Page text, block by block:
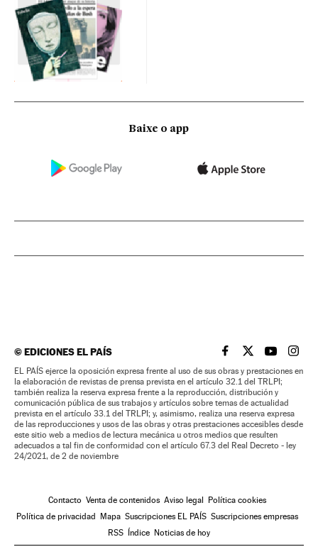
Baixe o app
©EDICIONES EL PAÍS EL PAÍS BRASIL EN
EL PAÍSEL PAÍS
EL
EL PAÍS ejerce la oposición expresa frente al uso de sus obras y prestaciones en
la elaboración de revistas de prensa prevista en el artículo 32.1 del TRLPI;
también realiza la reserva expresa frente a la reproducción, distribución y
comunicación pública de sus trabajos y artículos sobre temas de actualidad
prevista en el artículo 33.1 del TRLPI; y, asimismo, realiza una reserva expresa
de las reproducciones y usos de las obras y otras prestaciones accesibles desde
este sitio web a medios de lectura mecánica u otros medios que resulten
adecuados a tal fin de conformidad con el artículo 67.3 del Real Decreto - ley
24/2021, de 2 de noviembre
Contacto Venta de contenidos Aviso legal Política cookies
Política de privacidad Mapa Suscripciones EL PAÍS Suscripciones empresas
RSS Índice Noticias de hoy